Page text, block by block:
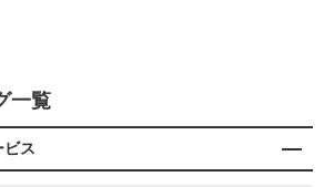
一覧
ビス